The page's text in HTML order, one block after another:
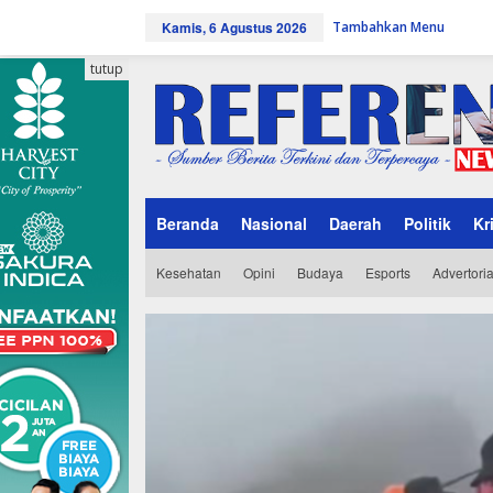
e
k
o
e
n
Kamis, 6 Agustus 2026 Tambahkan Menu
Beranda Nasional Daerah Politik
Kesehatan Opini Budaya Esports
tutup